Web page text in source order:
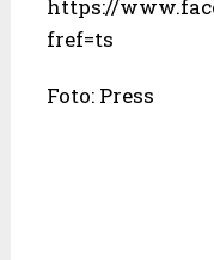
https://
fref=ts
Foto: Press